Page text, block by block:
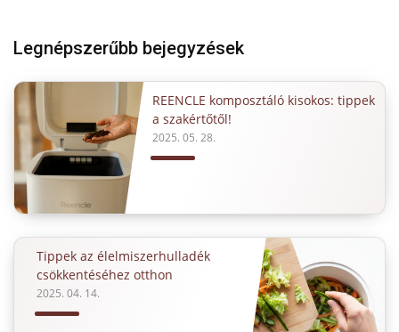
Legnépszerűbb bejegyzések
REENCLE komposztáló kisokos: tippek
a szakértőtől!
2025. 05. 28.
Tippek az élelmiszerhulladék
csökkentéséhez otthon
2025. 04. 14.